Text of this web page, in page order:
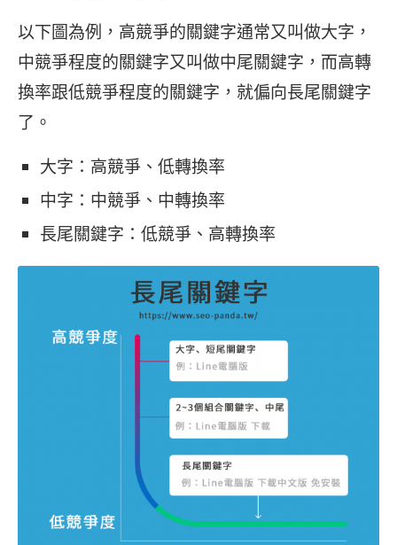
以下圖為例，高競爭的關鍵字通常又叫做大字，
中競爭程度的關鍵字又叫做中尾關鍵字，而高轉
換率跟低競爭程度的關鍵字，就偏向長尾關鍵字
了。
大字：高競爭、低轉換率
中字：中競爭、中轉換率
長尾關鍵字：低競爭、高轉換率